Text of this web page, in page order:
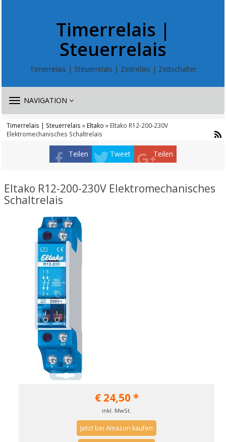
Timerrelais |
Steuerrelais
Timerrelais | Steuerrelais | Zeitrelais | Zeitschalter
TOGGLE
NAVIGATION
Timerrelais | Steuerrelais » Eltako » Eltako R12-200-230V
Elektromechanisches Schaltrelais
Teilen Tweet Teilen
Eltako R12-200-230V Elektromechanisches
Schaltrelais
€24,50*
inkl. MwSt.
Jetzt bei Amazon kaufen